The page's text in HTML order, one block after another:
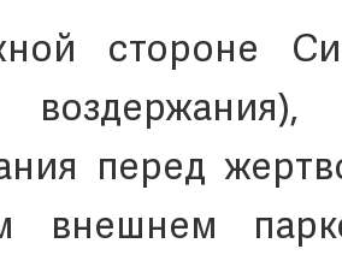
стороне
перед
внешнем